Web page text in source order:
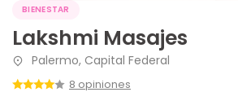
BIENESTAR
Lakshmi Masajes
Palermo, Capital Federal
8 opiniones